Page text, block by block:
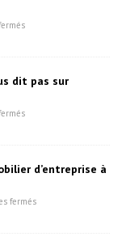
dit pas sur
d’entreprise à
fermés